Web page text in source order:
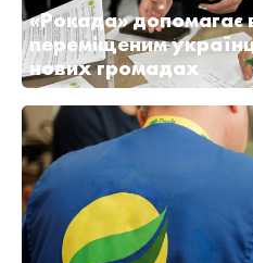
«Рокада» допомагає
переміщеним
нових громадах